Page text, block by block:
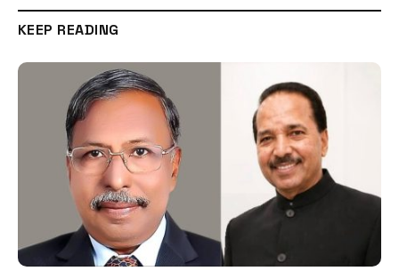
KEEP READING